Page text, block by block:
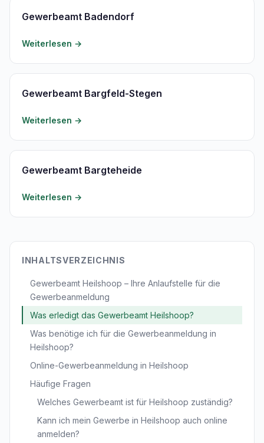
Gewerbeamt Badendorf
Weiterlesen →
Gewerbeamt Bargfeld-Stegen
Weiterlesen →
Gewerbeamt Bargteheide
Weiterlesen →
INHALTSVERZEICHNIS
Gewerbeamt Heilshoop – Ihre Anlaufstelle für die
Gewerbeanmeldung
Was erledigt das Gewerbeamt Heilshoop?
Was benötige ich für die Gewerbeanmeldung in
Heilshoop?
Online-Gewerbeanmeldung in Heilshoop
Häufige Fragen
Welches Gewerbeamt ist für Heilshoop zuständig?
Kann ich mein Gewerbe in Heilshoop auch online
anmelden?